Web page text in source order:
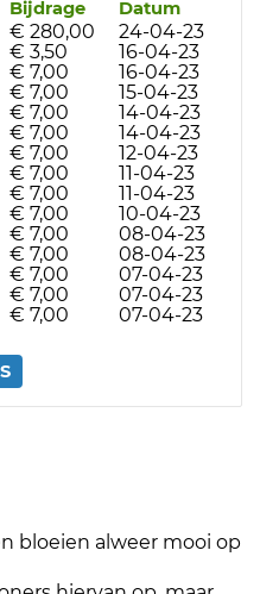
Bijdrage Datum
€ 280,00
24-04-23
€ 3,50
16-04-23
€ 7,00
16-04-23
€ 7,00
15-04-23
€ 7,00
14-04-23
€ 7,00
14-04-23
€ 7,00
12-04-23
€ 7,00
11-04-23
€ 7,00
11-04-23
€ 7,00
10-04-23
€ 7,00
08-04-23
€ 7,00
08-04-23
€ 7,00
07-04-23
€ 7,00
07-04-23
€ 7,00 07-04-23
bloeien alweer mooi op